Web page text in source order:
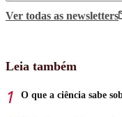
Ver todas as newsletters
Leia também
O que a ciência sabe